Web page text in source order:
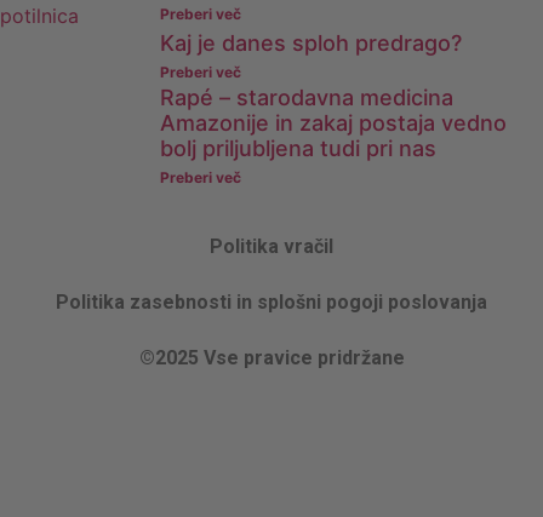
Preberi več
Kaj je danes sploh predrago?
Preberi več
Rapé – starodavna medicina
Amazonije in zakaj postaja vedno
bolj priljubljena tudi pri nas
Preberi več
Politika vračil
Politika zasebnosti in splošni pogoji poslovanja
©2025 Vse pravice pridržane